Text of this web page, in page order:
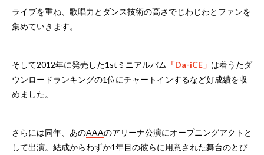
ライブを重ね、歌唱力とダンス技術の高さでじわじわとファンを
集めていきます。
そして2012年に発売した1stミニアルバム 「Da-iCE」 は着うたダ
ウンロードランキングの1位にチャートインするなど好成績を収
めました。
さらには同年、あのAAAのアリーナ公演にオープニングアクトと
して出演。結成からわずか1年目の彼らに用意された舞台のとび